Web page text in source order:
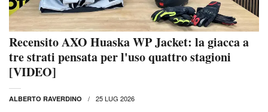
Recensito AXO Huaska WP Jacket: la giacca a
tre strati pensata per l'uso quattro stagioni
[VIDEO]
ALBERTO RAVERDINO 25 LUG 2026